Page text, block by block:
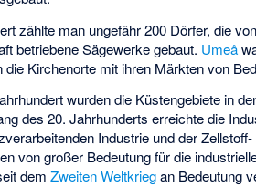
zählte man ungefähr 200 Dörfer, die
betriebene Sägewerke gebaut. Umeå
die Kirchenorte mit ihren Märkten von
wurden die Küstengebiete in
des 20. Jahrhunderts erreichte die
Industrie und der
von großer Bedeutung für die
demZweiten Weltkriegan Bedeutung